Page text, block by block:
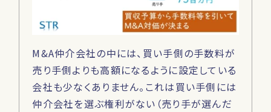
M&A仲介会社の中には、買い手側の手数料が
売り手側よりも高額になるように設定している
会社も少なくありません。これは買い手側には
仲介会社を選ぶ権利がない（売り手が選んだ